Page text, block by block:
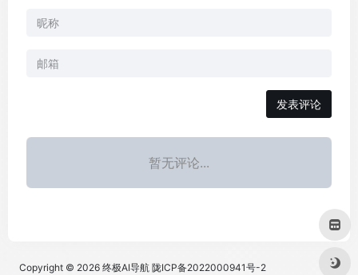
发表评论
暂无评论...
Copyright © 2026 终极AI导航 陇ICP备2022000941号-2